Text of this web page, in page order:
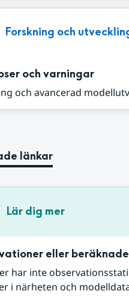
Forskning och
och varningar
och avancerad
länkar
Lär dig mer
eller
har inte
i närheten och